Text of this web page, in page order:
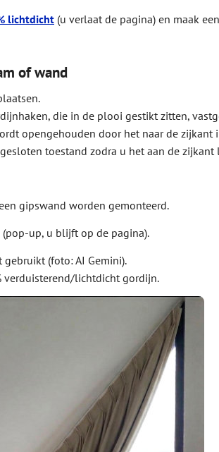
lichtdicht(u verlaat de pagina) en maak
of wand
die in de plooi gestikt zitten,
opengehouden door het naar de zijkant
toestand zodra u het aan de zijkant
gipswand worden gemonteerd.
(pop-up, u blijft op de pagina).
(foto: AI Gemini).
verduisterend/lichtdicht gordijn.